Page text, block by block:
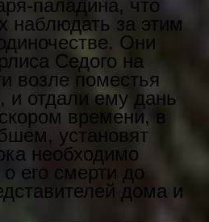
паладина, что
наблюдать за этим
Они
Седого на
возле поместья
и отдали ему дань
времени, в
установят
необходимо
его смерти до
дома и